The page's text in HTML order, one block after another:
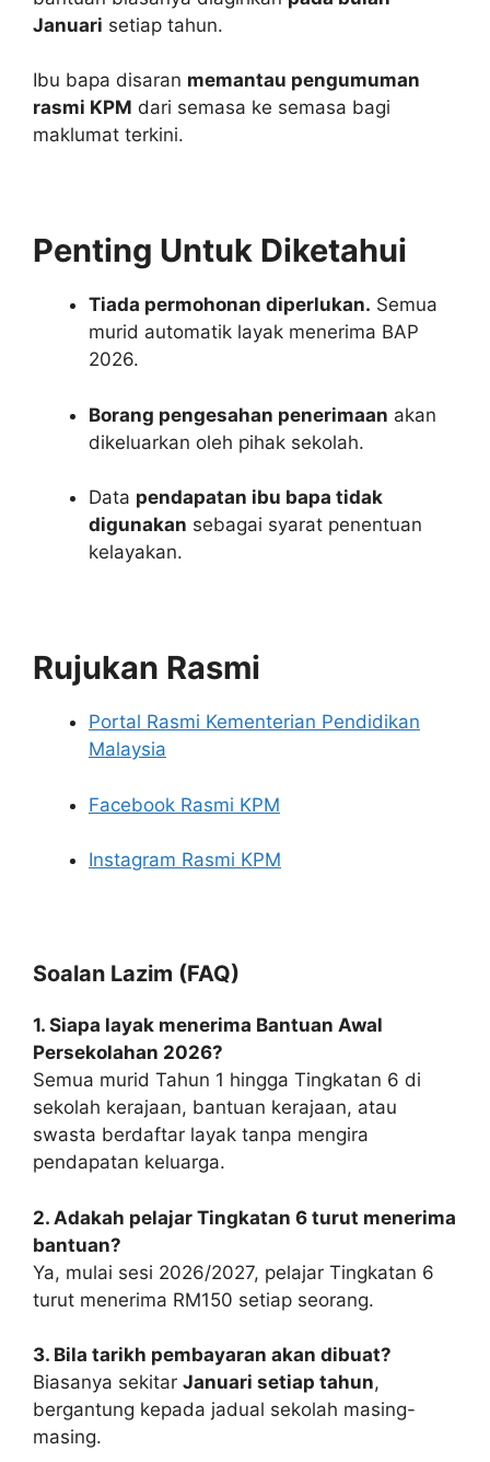
Januari setiap tahun.
Ibu bapa disaran memantau pengumuman
rasmi KPM dari semasa ke semasa bagi
maklumat terkini.
Penting Untuk Diketahui
Tiada permohonan diperlukan. Semua
murid automatik layak menerima BAP
2026.
Borang pengesahan penerimaan akan
dikeluarkan oleh pihak sekolah.
Data pendapatan ibu bapa tidak
digunakan sebagai syarat penentuan
kelayakan.
Rujukan Rasmi
Portal Rasmi Kementerian Pendidikan
Malaysia
Facebook Rasmi KPM
Instagram Rasmi KPM
Soalan Lazim (FAQ)
1. Siapa layak menerima Bantuan Awal
Persekolahan 2026?
Semua murid Tahun 1 hingga Tingkatan 6 di
sekolah kerajaan, bantuan kerajaan, atau
swasta berdaftar layak tanpa mengira
pendapatan keluarga.
2. Adakah pelajar Tingkatan 6 turut menerima
bantuan?
Ya, mulai sesi 2026/2027, pelajar Tingkatan 6
turut menerima RM150 setiap seorang.
3. Bila tarikh pembayaran akan dibuat?
Biasanya sekitar Januari setiap tahun,
bergantung kepada jadual sekolah masing-
masing.